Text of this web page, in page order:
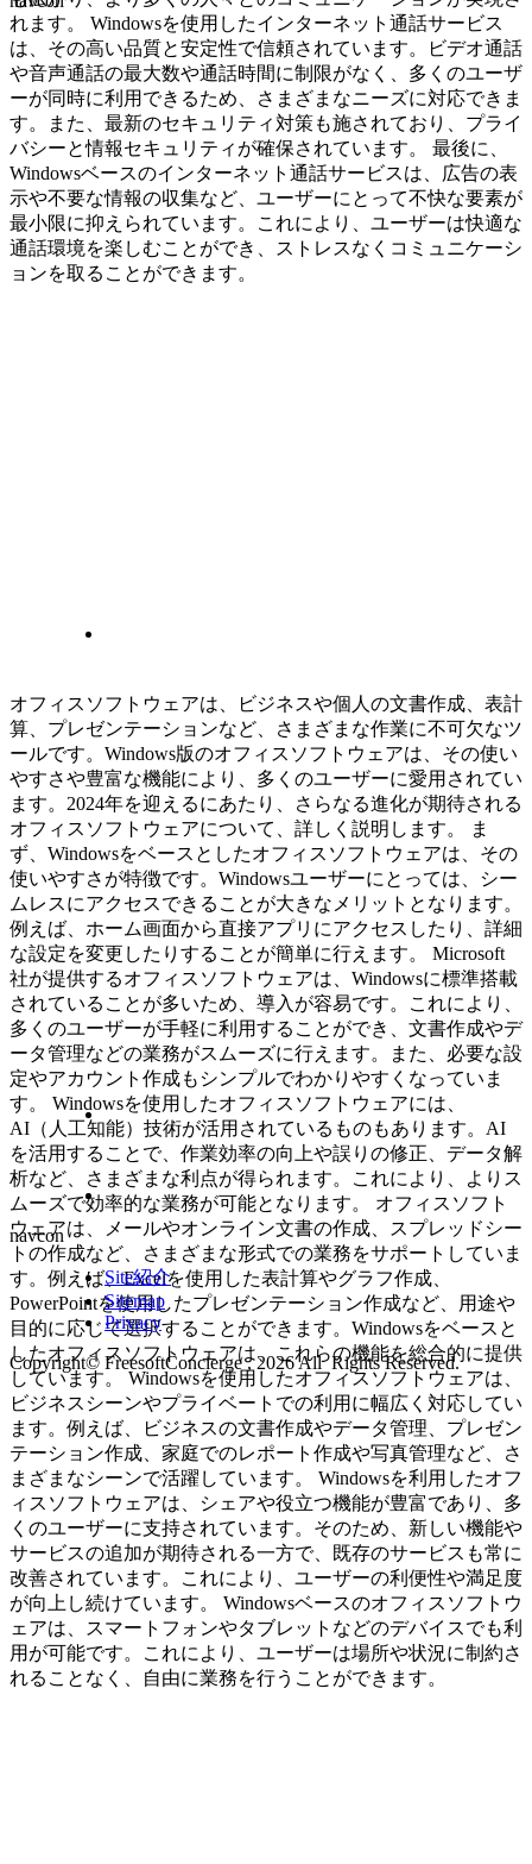
れます。 Windowsを使用したインターネット通話サービス
は、その高い品質と安定性で信頼されています。ビデオ通話
や音声通話の最大数や通話時間に制限がなく、多くのユーザ
ーが同時に利用できるため、さまざまなニーズに対応できま
す。また、最新のセキュリティ対策も施されており、プライ
バシーと情報セキュリティが確保されています。 最後に、
Windowsベースのインターネット通話サービスは、広告の表
示や不要な情報の収集など、ユーザーにとって不快な要素が
最小限に抑えられています。これにより、ユーザーは快適な
通話環境を楽しむことができ、ストレスなくコミュニケーシ
ョンを取ることができます。
オフィスソフトウェアは、ビジネスや個人の文書作成、表計
算、プレゼンテーションなど、さまざまな作業に不可欠なツ
ールです。Windows版のオフィスソフトウェアは、その使い
やすさや豊富な機能により、多くのユーザーに愛用されてい
ます。2024年を迎えるにあたり、さらなる進化が期待される
オフィスソフトウェアについて、詳しく説明します。 ま
ず、Windowsをベースとしたオフィスソフトウェアは、その
使いやすさが特徴です。Windowsユーザーにとっては、シー
ムレスにアクセスできることが大きなメリットとなります。
例えば、ホーム画面から直接アプリにアクセスしたり、詳細
な設定を変更したりすることが簡単に行えます。 Microsoft
社が提供するオフィスソフトウェアは、Windowsに標準搭載
されていることが多いため、導入が容易です。これにより、
多くのユーザーが手軽に利用することができ、文書作成やデ
ータ管理などの業務がスムーズに行えます。また、必要な設
定やアカウント作成もシンプルでわかりやすくなっていま
す。 Windowsを使用したオフィスソフトウェアには、
AI（人工知能）技術が活用されているものもあります。AI
を活用することで、作業効率の向上や誤りの修正、データ解
析など、さまざまな利点が得られます。これにより、よりス
ムーズで効率的な業務が可能となります。 オフィスソフト
ウェアは、メールやオンライン文書の作成、スプレッドシー
トの作成など、さまざまな形式での業務をサポートしていま
す。例えば、Excelを使用した表計算やグラフ作成、
PowerPointを使用したプレゼンテーション作成など、用途や
目的に応じて選択することができます。Windowsをベースと
したオフィスソフトウェアは、これらの機能を総合的に提供
しています。 Windowsを使用したオフィスソフトウェアは、
ビジネスシーンやプライベートでの利用に幅広く対応してい
ます。例えば、ビジネスの文書作成やデータ管理、プレゼン
テーション作成、家庭でのレポート作成や写真管理など、さ
まざまなシーンで活躍しています。 Windowsを利用したオフ
ィスソフトウェアは、シェアや役立つ機能が豊富であり、多
くのユーザーに支持されています。そのため、新しい機能や
サービスの追加が期待される一方で、既存のサービスも常に
改善されています。これにより、ユーザーの利便性や満足度
が向上し続けています。 Windowsベースのオフィスソフトウ
ェアは、スマートフォンやタブレットなどのデバイスでも利
用が可能です。これにより、ユーザーは場所や状況に制約さ
れることなく、自由に業務を行うことができます。
navcon
Site紹介
Sitemap
Privacy
Copyright© FreesoftConcierge , 2026 All Rights Reserved.